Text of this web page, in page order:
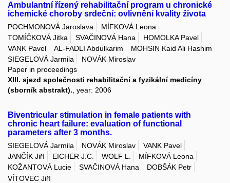
Ambulantní řízený rehabilitační program u chronické
ichemické choroby srdeční: ovlivnění kvality života
POCHMONOVÁ Jaroslava
MÍFKOVÁ Leona
TOMÍČKOVÁ Jitka
SVAČINOVÁ Hana
HOMOLKA Pavel
VANK Pavel
AL-FADLI Abdulkarim
MOHSIN Kaid Ali Hashim
SIEGELOVÁ Jarmila
NOVÁK Miroslav
Paper in proceedings
XIII. sjezd společnosti rehabilitační a fyzikální medicíny
(sborník abstrakt)., year: 2006
Biventricular stimulation in female patients with
chronic heart failure: evaluation of functional
parameters after 3 months.
SIEGELOVÁ Jarmila NOVÁK Miroslav
VANK Pavel
JANČÍK Jiří
EICHER J.C. WOLF L.
MÍFKOVÁ Leona
KOŽANTOVÁ Lucie
SVAČINOVÁ Hana
DOBŠÁK Petr
VÍTOVEC Jiří